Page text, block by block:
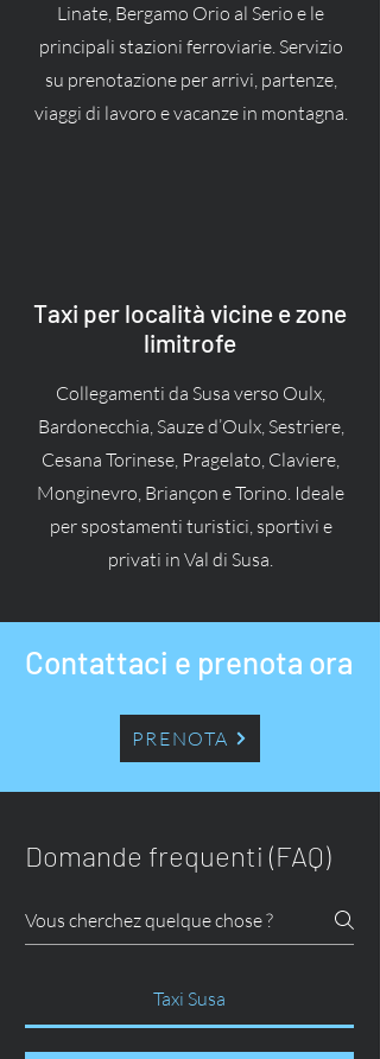
Linate, Bergamo Orio al Serio e le
principali stazioni ferroviarie. Servizio
su prenotazione per arrivi, partenze,
viaggi di lavoro e vacanze in montagna.
Taxi per località vicine e zone
limitrofe
Collegamenti da Susa verso Oulx,
Bardonecchia, Sauze d’Oulx, Sestriere,
Cesana Torinese, Pragelato, Claviere,
Monginevro, Briançon e Torino. Ideale
per spostamenti turistici, sportivi e
privati in Val di Susa.
Contattaci e prenota ora
PRENOTA
Domande frequenti (FAQ)
Taxi Susa